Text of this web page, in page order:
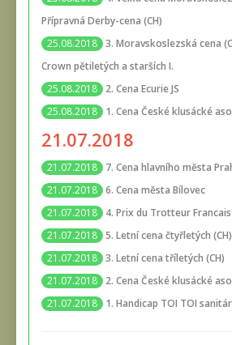
Přípravná Derby-cena (CH)
25.08.2018 3. Moravskoslezská cena
Crown pětiletých a starších I.
25.08.2018
2. Cena Ecurie JS
25.08.2018
1. Cena České klusácké
21.07.2018
21.07.2018
7. Cena hlavního města
21.07.2018 6. Cena města Bílovec
21.07.2018
4. Prix du Trotteur Francais
21.07.2018 5. Letní cena čtyřletých (CH)
21.07.2018 3. Letní cena tříletých (CH)
21.07.2018
2. Cena České klusácké
21.07.2018
1. Handicap TOI TOI